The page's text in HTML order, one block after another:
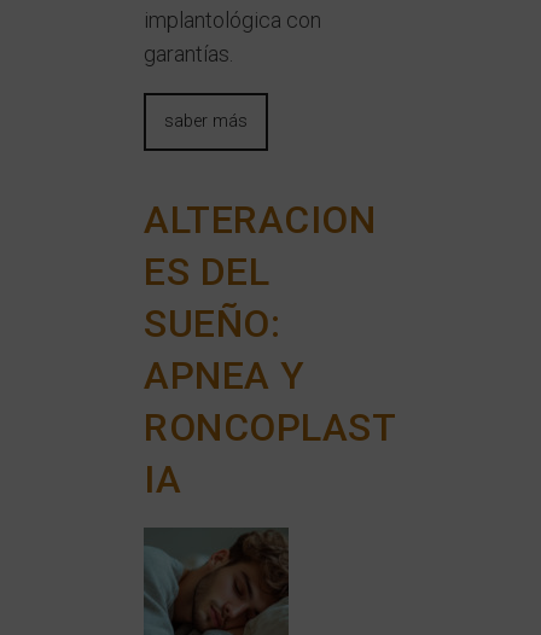
implantológica con
garantías.
saber más
ALTERACION
ES DEL
SUEÑO:
APNEA Y
RONCOPLAST
IA